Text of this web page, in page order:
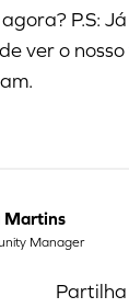
P.S:
ver o nosso
Martins
Manager
Partilha